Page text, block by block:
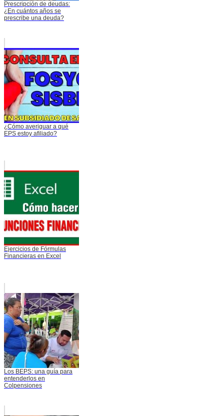
Prescripción de deudas:
¿En cuántos años se
prescribe una deuda?
¿Cómo averiguar a qué
EPS estoy afiliado?
Ejercicios de Fórmulas
Financieras en Excel
Los BEPS: una guía para
entenderlos en
Colpensiones